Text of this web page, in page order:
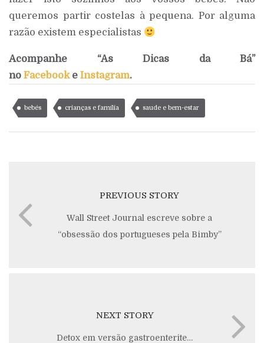
queremos partir costelas à pequena. Por alguma
razão existem especialistas
Acompanhe “As Dicas da Bá”
no Facebooke Instagram.
bebés crianças e família saude e bem-estar
PREVIOUS STORY
Wall Street Journal escreve sobre a
“obsessão dos portugueses pela Bimby”
NEXT STORY
Detox em versão gastroenterite…